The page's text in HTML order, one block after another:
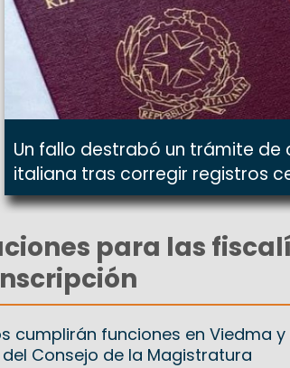
Un fallo destrabó un trámite de
italiana tras corregir registros
para las
cumplirán funciones en Viedma y
Consejo de la Magistratura